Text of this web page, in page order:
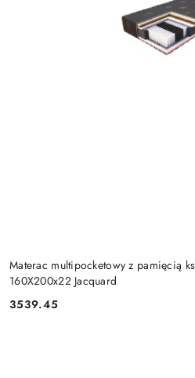
Materac multipocketowy z pamięcią
160X200x22 Jacquard
Cena:
3539.45